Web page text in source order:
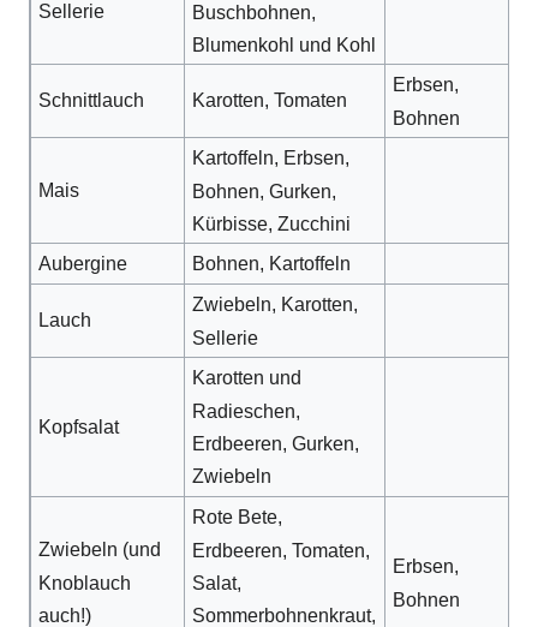
Sellerie
Buschbohnen,
Blumenkohl und Kohl
Schnittlauch Karotten, Tomaten
Erbsen,
Bohnen
Mais
Kartoffeln, Erbsen,
Bohnen, Gurken,
Kürbisse, Zucchini
Aubergine
Bohnen, Kartoffeln
Lauch
Zwiebeln, Karotten,
Sellerie
Kopfsalat
Karotten und
Radieschen,
Erdbeeren, Gurken,
Zwiebeln
Zwiebeln (und
Knoblauch
auch!)
Rote Bete,
Erdbeeren, Tomaten,
Salat,
Sommerbohnenkraut,
Erbsen,
Bohnen